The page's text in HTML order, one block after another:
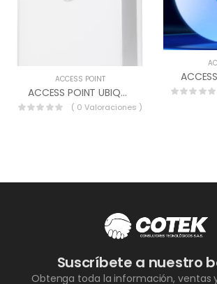
ACCESS POINT
ACCESS POINT UBIQUITI UAP-AC-IW
( 0 Valoraciones )
Suscríbete a nuestro
Obtenga toda la información, ventas